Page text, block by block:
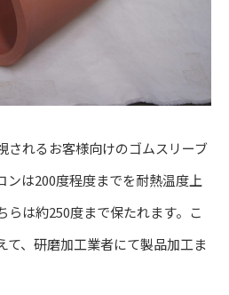
されるお客様向けのゴムスリーブ
ンは200度程度までを耐熱温度上
らは約250度まで保たれます。こ
て、研磨加工業者にて製品加工ま